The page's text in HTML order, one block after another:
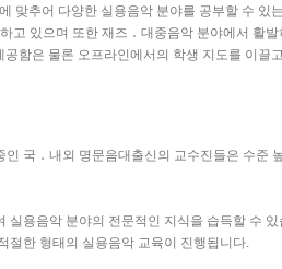
맞추어 다양한 실용음악 분야를 공부할 수 있
고 있으며 또한 재즈 ․ 대중음악 분야에서 활
함은 물론 오프라인에서의 학생 지도를 이끌
국 ․ 내외 명문음대출신의 교수진들은 수준
실용음악 분야의 전문적인 지식을 습득할 수 있
절한 형태의 실용음악 교육이 진행됩니다.